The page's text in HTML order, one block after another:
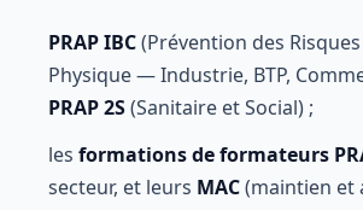
PRAP IBC(Prévention des
Physique — Industrie, BTP,
PRAP 2S(Sanitaire et Social) ;
les formations de formateurs
secteur, et leurs MAC(maintien et